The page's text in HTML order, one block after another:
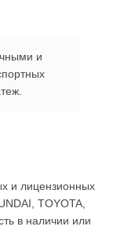
и
и лицензионных
TOYOTA,
в наличии или